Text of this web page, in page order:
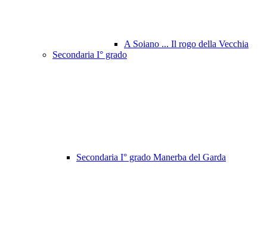
A Soiano ... Il rogo della Vecchia
Secondaria I° grado
Secondaria I° grado Manerba del Garda